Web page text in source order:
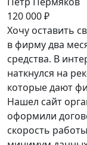
120 000 ₽
Хочу оставить
в фирму два
средства. В
наткнулся на
которые дают
Нашел сайт
оформили
скорость